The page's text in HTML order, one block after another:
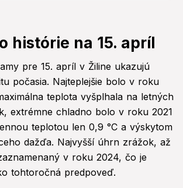
histórie na 15. apríl
pre 15. apríl v Žiline ukazujú
počasia. Najteplejšie bolo v roku
teplota vyšplhala na letných
extrémne chladno bolo v roku 2021
teplotou len 0,9 °C a výskytom
dažďa. Najvyšší úhrn zrážok, až
v roku 2024, čo je
tohtoročná predpoveď.